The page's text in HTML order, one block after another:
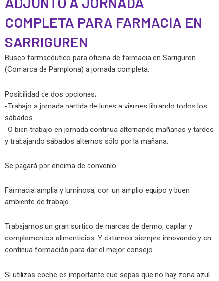
COMPLETA PARA FARMACIA EN
SARRIGUREN
Busco farmacéutico para oficina de farmacia en Sarriguren
(Comarca de Pamplona) a jornada completa.
Posibilidad de dos opciones;
-Trabajo a jornada partida de lunes a viernes librando todos los
sábados.
-O bien trabajo en jornada continua alternando mañanas y tardes
y trabajando sábados alternos sólo por la mañana.
Se pagará por encima de convenio.
Farmacia amplia y luminosa, con un amplio equipo y buen
ambiente de trabajo.
Trabajamos un gran surtido de marcas de dermo, capilar y
complementos alimenticios. Y estamos siempre innovando y en
continua formación para dar el mejor consejo.
Si utilizas coche es importante que sepas que no hay zona azul